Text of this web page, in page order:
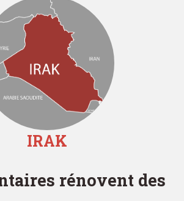
IRAK
rénovent des